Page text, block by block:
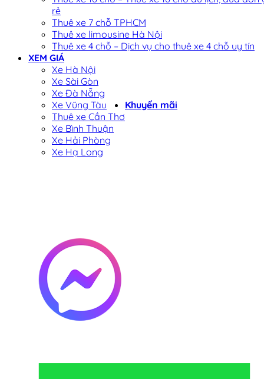
rẻ
Thuê xe 7 chỗ TPHCM
Thuê xe limousine Hà Nội
Thuê xe 4 chỗ – Dịch vụ cho thuê xe 4 chỗ uy tín
XEM GIÁ
Xe Hà Nội
Xe Sài Gòn
Xe Đà Nẵng
Xe Vũng Tàu
Thuê xe Cần Thơ
Xe Bình Thuận
Xe Hải Phòng
Xe Hạ Long
Khuyến mãi